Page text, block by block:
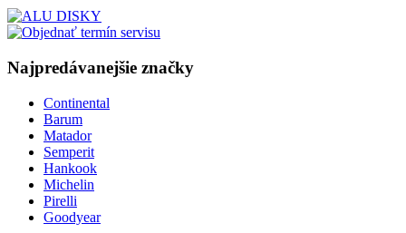
Najpredávanejšie značky
Continental
Barum
Matador
Semperit
Hankook
Michelin
Pirelli
Goodyear